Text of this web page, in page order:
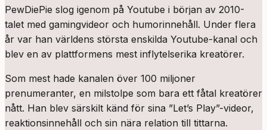
PewDiePie slog igenom på Youtube i början av 2010-
talet med gamingvideor och humorinnehåll. Under flera
år var han världens största enskilda Youtube-kanal och
blev en av plattformens mest inflytelserika kreatörer.
Som mest hade kanalen över 100 miljoner
prenumeranter, en milstolpe som bara ett fåtal kreatörer
nått. Han blev särskilt känd för sina ”Let’s Play”-videor,
reaktionsinnehåll och sin nära relation till tittarna.